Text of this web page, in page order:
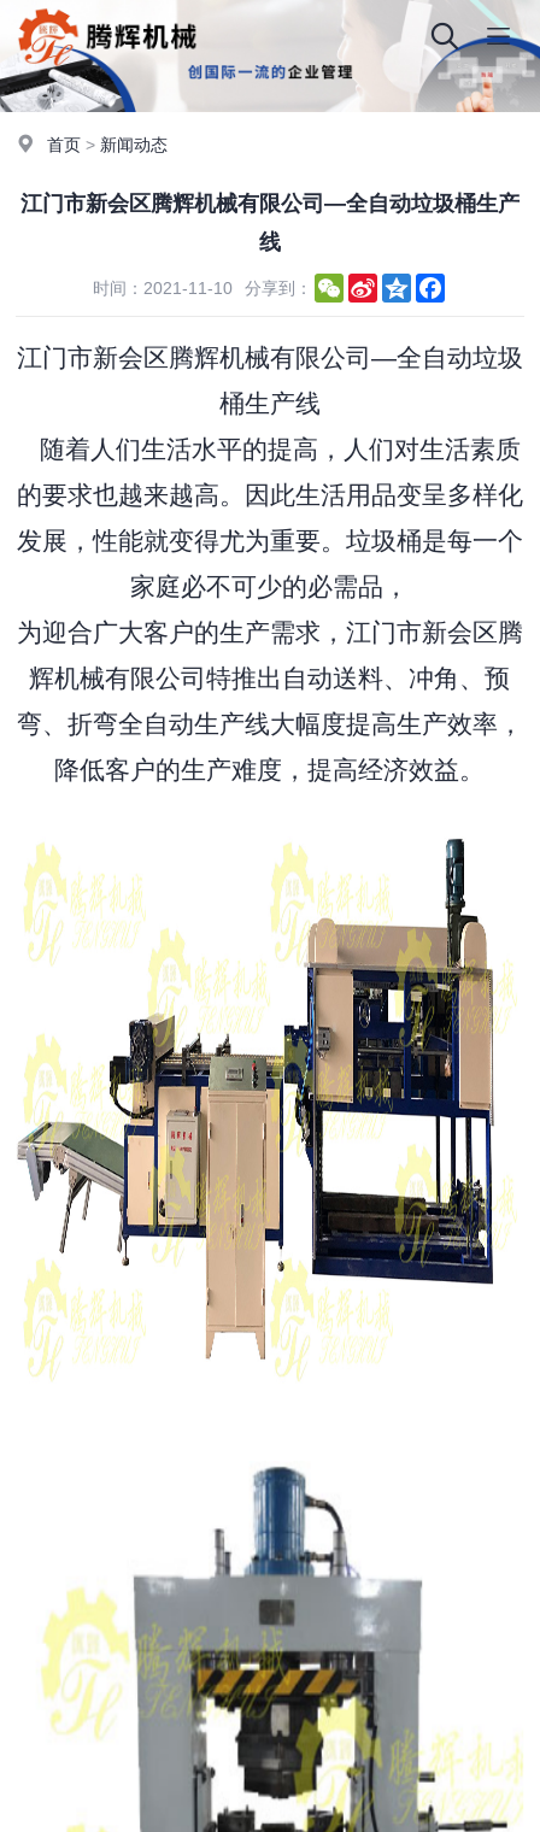
首页 > 新闻动态
江门市新会区腾辉机械有限公司—全自动垃圾桶生产
线
时间：2021-11-10 分享到： WeChat
Sina
Weibo
Qzone
江门市新会区腾辉机械有限公司—全自动垃圾
桶生产线
随着人们生活水平的提高，人们对生活素质
的要求也越来越高。因此生活用品变呈多样化
发展，性能就变得尤为重要。垃圾桶是每一个
家庭必不可少的必需品，
为迎合广大客户的生产需求，江门市新会区腾
辉机械有限公司特推出自动送料、冲角、预
弯、折弯全自动生产线大幅度提高生产效率，
降低客户的生产难度，提高经济效益。